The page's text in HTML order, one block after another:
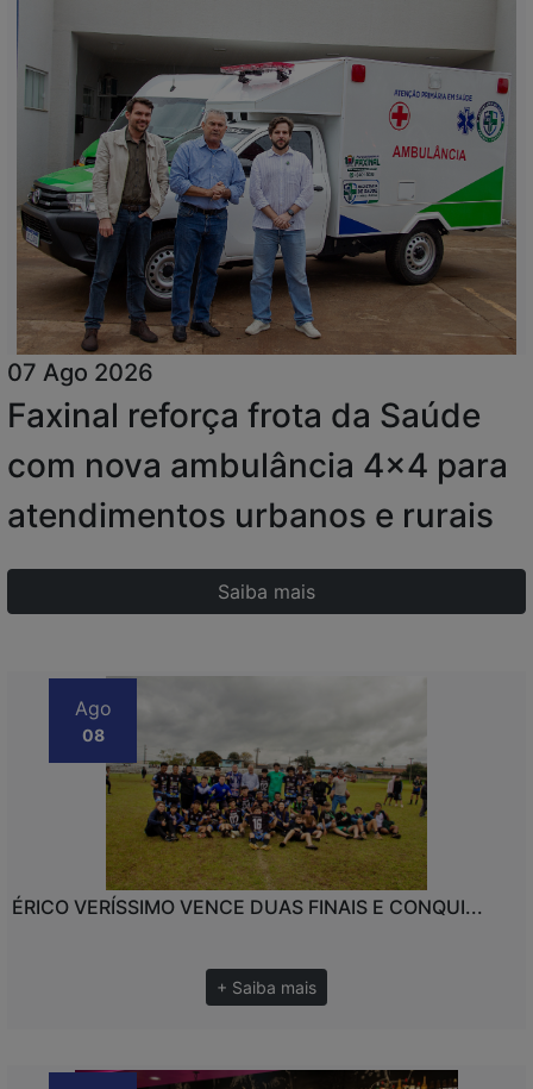
07 Ago 2026
Faxinal reforça frota da Saúde
com nova ambulância 4x4 para
atendimentos urbanos e rurais
Saiba mais
Ago
08
ÉRICO VERÍSSIMO VENCE DUAS FINAIS E CONQUI...
+ Saiba mais